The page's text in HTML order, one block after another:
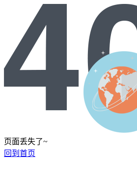
页面丢失了~
回到首页